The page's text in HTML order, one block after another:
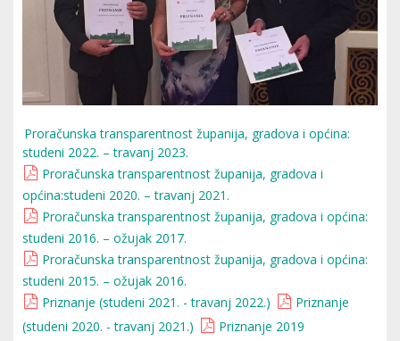
Proračunska transparentnost županija, gradova i općina:
studeni 2022. – travanj 2023.
Proračunska transparentnost županija, gradova i
općina:studeni 2020. – travanj 2021.
Proračunska transparentnost županija, gradova i općina:
studeni 2016. – ožujak 2017.
Proračunska transparentnost županija, gradova i općina:
studeni 2015. – ožujak 2016.
Priznanje (studeni 2021. - travanj 2022.)
Priznanje
(studeni 2020. - travanj 2021.)
Priznanje 2019